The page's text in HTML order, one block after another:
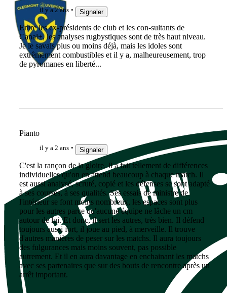
il y a 2 ans Signaler
Entre les ex-présidents de club et les con-sultants de
Canal+, les analyses rugbystiques sont de très haut niveau.
Je le savais plus ou moins déjà, mais les idoles sont
extrêmement combustibles et il y a, malheureusement, trop
de pyromanes en liberté...
Pianto
il y a 2 ans Signaler
C'est la rançon de la gloire. Il a fait tellement de différences
individuelles qu'on en attend beaucoup à chaque match. Il
est aussi analysé, scruté, copié et les défenses se sont adapté
à ses courses, à ses qualités. Ses essais de ministre de
l'intérieur se font moins nombreux, les espaces sont plus
pour les autres parce qu'aucune équipe ne lâche un cm
autour de lui. Et donc, il sert les autres, très bien. Il défend
toujours aussi fort, il joue au pied, à merveille. Il trouve
d'autres manières de peser sur les matchs. Il aura toujours
des fulgurances mais moins souvent, pas possible
autrement. Et il en aura davantage en enchainant les matchs
avec ses partenaires que sur des bouts de rencontre après un
arrêt important.